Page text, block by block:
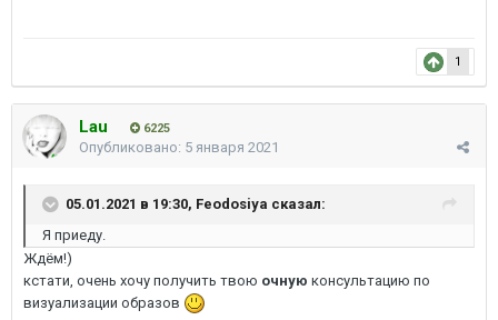
1
Lau 6225
Опубликовано: 5 января 2021
05.01.2021 в 19:30, Feodosiya сказал:
Я приеду.
Ждём!)
кстати, очень хочу получить твою очную консультацию по
визуализации образов